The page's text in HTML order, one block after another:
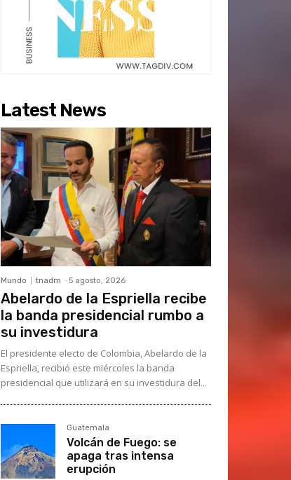
Latest News
Mundo tnadm - 5 agosto, 2026
Abelardo de la Espriella recibe
la banda presidencial rumbo a
su investidura
El presidente electo de Colombia, Abelardo de la
Espriella, recibió este miércoles la banda
presidencial que utilizará en su investidura del...
Guatemala
Volcán de Fuego: se
apaga tras intensa
erupción